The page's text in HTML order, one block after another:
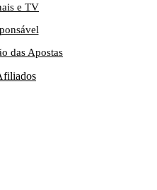
e TV
das Apostas